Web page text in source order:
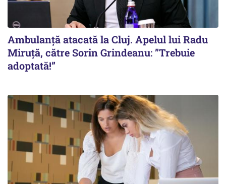
Ambulanță atacată la Cluj. Apelul lui Radu
Miruţă, către Sorin Grindeanu: ”Trebuie
adoptată!”